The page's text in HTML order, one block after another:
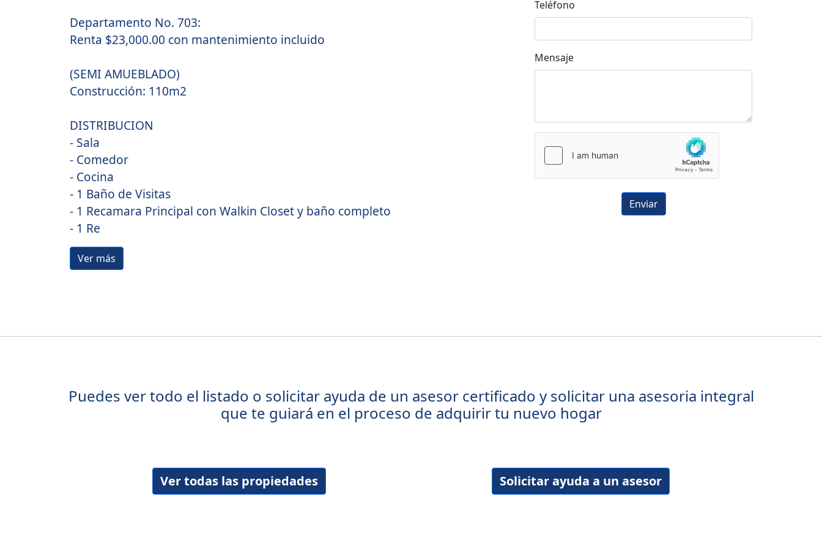
Departamento No. 703:
Renta $23,000.00 con mantenimiento incluido
(SEMI AMUEBLADO)
Construcción: 110m2
DISTRIBUCION
- Sala
- Comedor
- Cocina
- 1 Baño de Visitas
- 1 Recamara Principal con Walkin Closet y baño completo
- 1 Re
Ver más
Teléfono
Mensaje
Enviar
Puedes ver todo el listado o solicitar ayuda de un asesor certificado y solicitar una asesoria integral
que te guiará en el proceso de adquirir tu nuevo hogar
Ver todas las propiedades Solicitar ayuda a un asesor